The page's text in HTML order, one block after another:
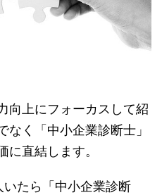
向上にフォーカスして紹
く「中小企業診断士」
に直結します。
たら「中小企業診断